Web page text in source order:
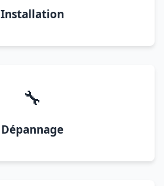
Installation
🔧
Dépannage